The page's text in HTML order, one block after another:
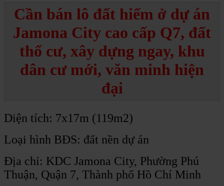
Cần bán lô đất hiếm ở dự án
Jamona City cao cấp Q7, đất
thổ cư, xây dựng ngay, khu
dân cư mới, văn minh hiện
đại
Diện tích: 7x17m (119m2)
Loại hình BĐS: đất nền dự án
Địa chỉ: KDC Jamona City, Phường Phú
Thuận, Quận 7, Thành phố Hồ Chí Minh